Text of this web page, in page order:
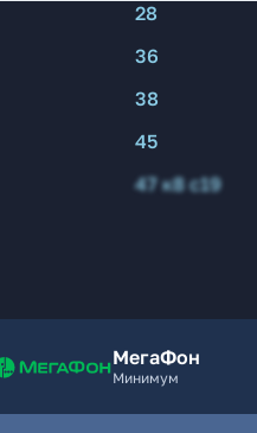
28
36
38
45
47 к8 с19
МегаФон
Минимум